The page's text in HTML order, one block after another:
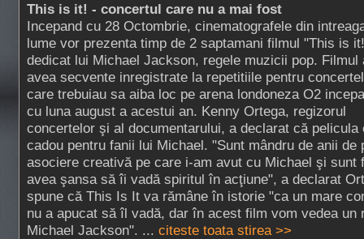
This is it! - concertul care nu a mai fost
Incepand cu 28 Octombrie, cinematografele din
lume vor prezenta timp de 2 saptamani filmul "This is
dedicat lui Michael Jackson, regele muzicii pop. Filmul
avea secvente inregistrate la repetitiile pentru
care trebuiau sa aiba loc pe arena londoneza O2
cu luna august a acestui an. Kenny Ortega, regizorul
concertelor şi al documentarului, a declarat că pelicula
cadou pentru fanii lui Michael. "Sunt mândru de anii de
asociere creativă pe care i-am avut cu Michael şi sunt
avea şansa să îi vadă spiritul în acţiune", a declarat
spune că This Is It va rămâne în istorie "ca un mare
nu a apucat să îl vadă, dar în acest film vom vedea un
Michael Jackson". ... citeste toata stirea >>